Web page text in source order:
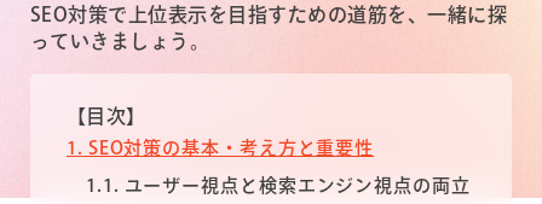
SEO対策で上位表示を目指すための道筋を、一緒に探
っていきましょう。
【目次】
1 SEO対策の基本・考え方と重要性
1.1 ユーザー視点と検索エンジン視点の両立